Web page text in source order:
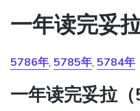
一年读完妥
5786年, 5785年, 5784年
一年读完妥拉（